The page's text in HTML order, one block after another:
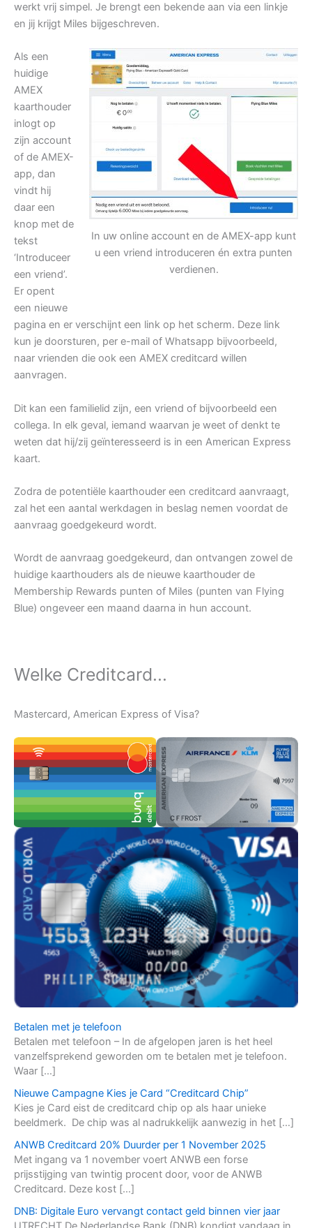
werkt vrij simpel. Je brengt een bekende aan via een linkje
en jij krijgt Miles bijgeschreven.
In uw online account en de AMEX-app kunt
u een vriend introduceren én extra punten
verdienen.
Als een
huidige
AMEX
kaarthouder
inlogt op
zijn account
of de AMEX-
app, dan
vindt hij
daar een
knop met de
tekst
‘Introduceer
een vriend’.
Er opent
een nieuwe
pagina en er verschijnt een link op het scherm. Deze link
kun je doorsturen, per e-mail of Whatsapp bijvoorbeeld,
naar vrienden die ook een AMEX creditcard willen
aanvragen.
Dit kan een familielid zijn, een vriend of bijvoorbeeld een
collega. In elk geval, iemand waarvan je weet of denkt te
weten dat hij/zij geïnteresseerd is in een American Express
kaart.
Zodra de potentiële kaarthouder een creditcard aanvraagt,
zal het een aantal werkdagen in beslag nemen voordat de
aanvraag goedgekeurd wordt.
Wordt de aanvraag goedgekeurd, dan ontvangen zowel de
huidige kaarthouders als de nieuwe kaarthouder de
Membership Rewards punten of Miles (punten van Flying
Blue) ongeveer een maand daarna in hun account.
Welke Creditcard...
Mastercard, American Express of Visa?
Betalen met je telefoon
Betalen met telefoon – In de afgelopen jaren is het heel
vanzelfsprekend geworden om te betalen met je telefoon.
Waar […]
Nieuwe Campagne Kies je Card “Creditcard Chip”
Kies je Card eist de creditcard chip op als haar unieke
beeldmerk. De chip was al nadrukkelijk aanwezig in het […]
ANWB Creditcard 20% Duurder per 1 November 2025
Met ingang va 1 november voert ANWB een forse
prijsstijging van twintig procent door, voor de ANWB
Creditcard. Deze kost […]
DNB: Digitale Euro vervangt contact geld binnen vier jaar